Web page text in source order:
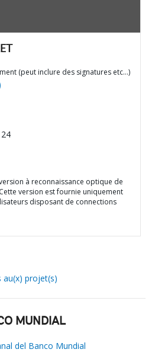
(peut inclure des signatures etc…)
à reconnaissance optique de
version est fournie uniquement
disposant de connections
au(x) projet(s)
MUNDIAL
del Banco Mundial